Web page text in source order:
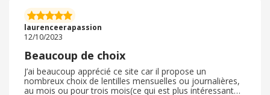
laurenceerapassion
12/10/2023
Beaucoup de choix
J’ai beaucoup apprécié ce site car il propose un
nombreux choix de lentilles mensuelles ou journalières,
au mois ou pour trois mois(ce qui est plus intéressant